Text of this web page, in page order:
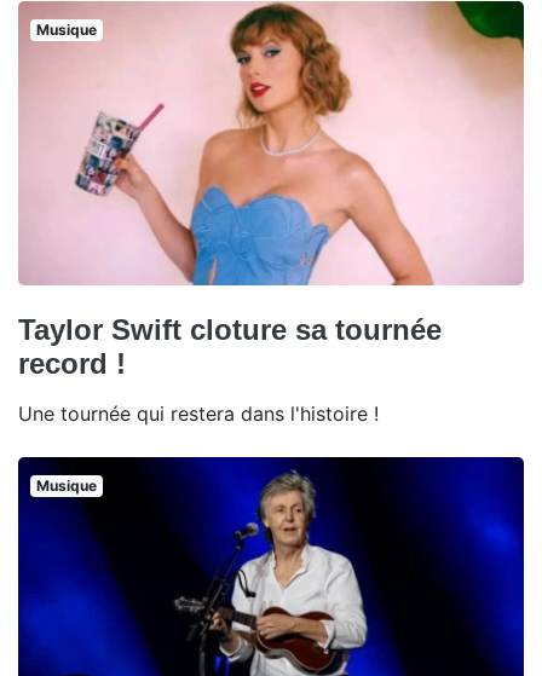
Musique
Taylor Swift cloture sa tournée
record !
Une tournée qui restera dans l'histoire !
Musique